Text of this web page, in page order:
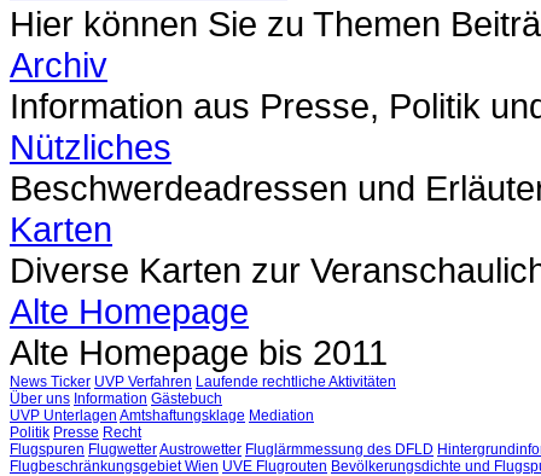
Hier können Sie zu Themen
Archiv
Information aus Presse, Politik
Nützliches
Beschwerdeadressen und
Karten
Diverse Karten zur
Alte Homepage
Alte Homepage bis 2011
News Ticker UVP Verfahren Laufende rechtliche Aktivitäten
Über uns Information Gästebuch
UVP Unterlagen Amtshaftungsklage Mediation
Politik Presse Recht
Flugspuren FlugwetterAustrowetter Fluglärmmessung des DFLD
Flugbeschränkungsgebiet Wien UVE Flugrouten Bevölkerungsdichte und